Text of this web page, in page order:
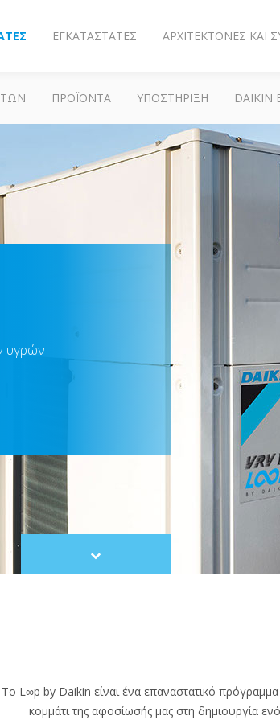
ΕΓΚΑΤΑΣΤΆΤΕΣ ΑΡΧΙΤΈΚΤΟΝΕΣ ΚΑΙ
ΠΡΟΪΌΝΤΑ ΥΠΟΣΤΗΡΙΞΗ DAIKIN
υγρών
Scroll
to
Το L∞p by Daikin είναι ένα επαναστατικό
κομμάτι της αφοσίωσής μας στη δημιουργία